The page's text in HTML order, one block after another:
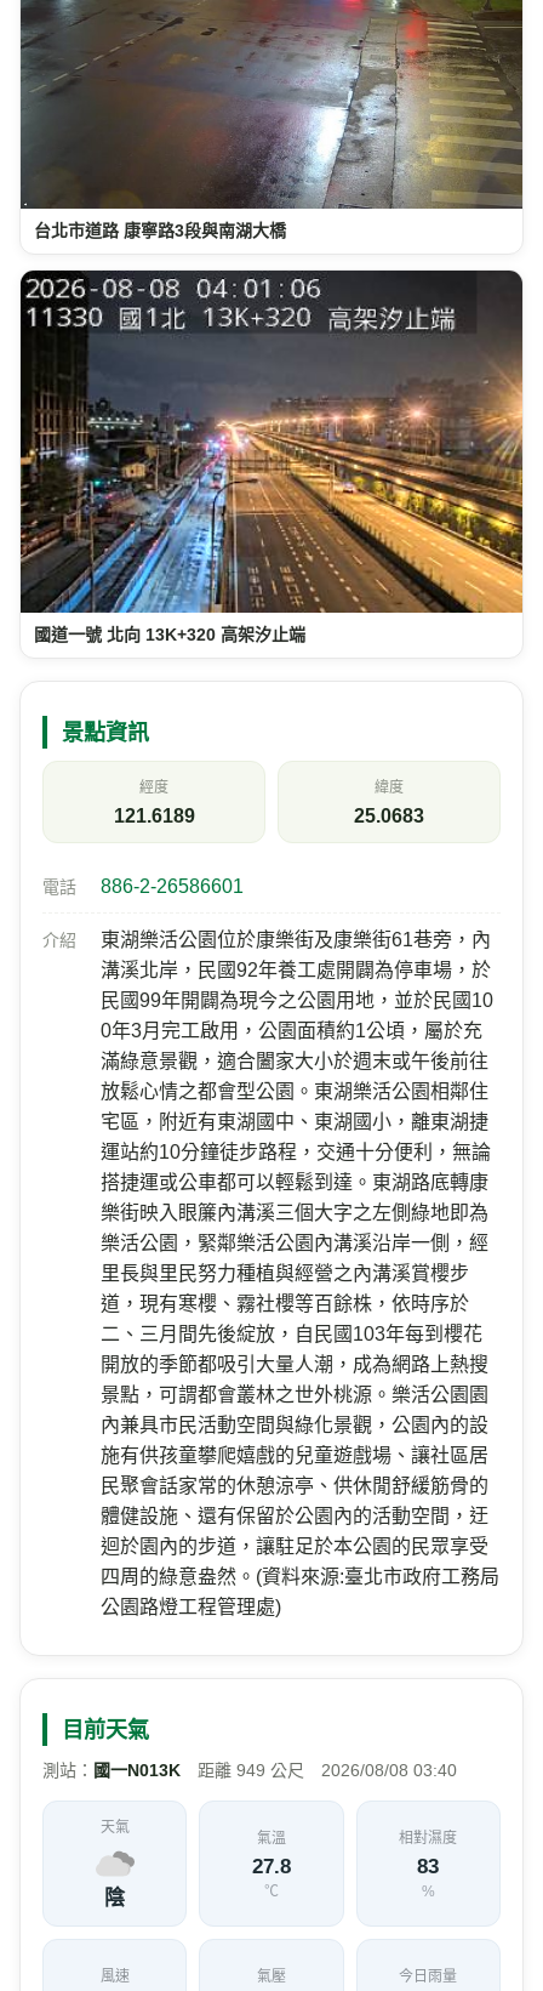
台北市道路 康寧路3段與南湖大橋
國道一號 北向 13K+320 高架汐止端
景點資訊
經度
121.6189
緯度
25.0683
電話 886-2-26586601
介紹
東湖樂活公園位於康樂街及康樂街61巷旁，內
溝溪北岸，民國92年養工處開闢為停車場，於
民國99年開闢為現今之公園用地，並於民國10
0年3月完工啟用，公園面積約1公頃，屬於充
滿綠意景觀，適合闔家大小於週末或午後前往
放鬆心情之都會型公園。東湖樂活公園相鄰住
宅區，附近有東湖國中、東湖國小，離東湖捷
運站約10分鐘徒步路程，交通十分便利，無論
搭捷運或公車都可以輕鬆到達。東湖路底轉康
樂街映入眼簾內溝溪三個大字之左側綠地即為
樂活公園，緊鄰樂活公園內溝溪沿岸一側，經
里長與里民努力種植與經營之內溝溪賞櫻步
道，現有寒櫻、霧社櫻等百餘株，依時序於
二、三月間先後綻放，自民國103年每到櫻花
開放的季節都吸引大量人潮，成為網路上熱搜
景點，可謂都會叢林之世外桃源。樂活公園園
內兼具市民活動空間與綠化景觀，公園內的設
施有供孩童攀爬嬉戲的兒童遊戲場、讓社區居
民聚會話家常的休憩涼亭、供休閒舒緩筋骨的
體健設施、還有保留於公園內的活動空間，迂
迴於園內的步道，讓駐足於本公園的民眾享受
四周的綠意盎然。(資料來源:臺北市政府工務局
公園路燈工程管理處)
目前天氣
測站： 國一N013K 距離 949 公尺 2026/08/08 03:40
天氣
陰
氣溫
27.8
℃
相對濕度
83
%
風速 氣壓 今日雨量